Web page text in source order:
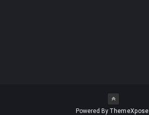
Powered ByThemeXpose